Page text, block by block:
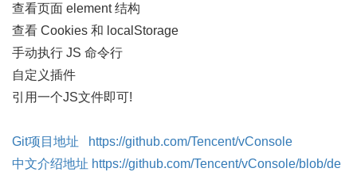
查看页面 element 结构
查看 Cookies 和 localStorage
手动执行 JS 命令行
自定义插件
引用一个JS文件即可!
Git项目地址 https://github.com/Tencent/vConsole
中文介绍地址 https://github.com/Tencent/vConsole/blob/de